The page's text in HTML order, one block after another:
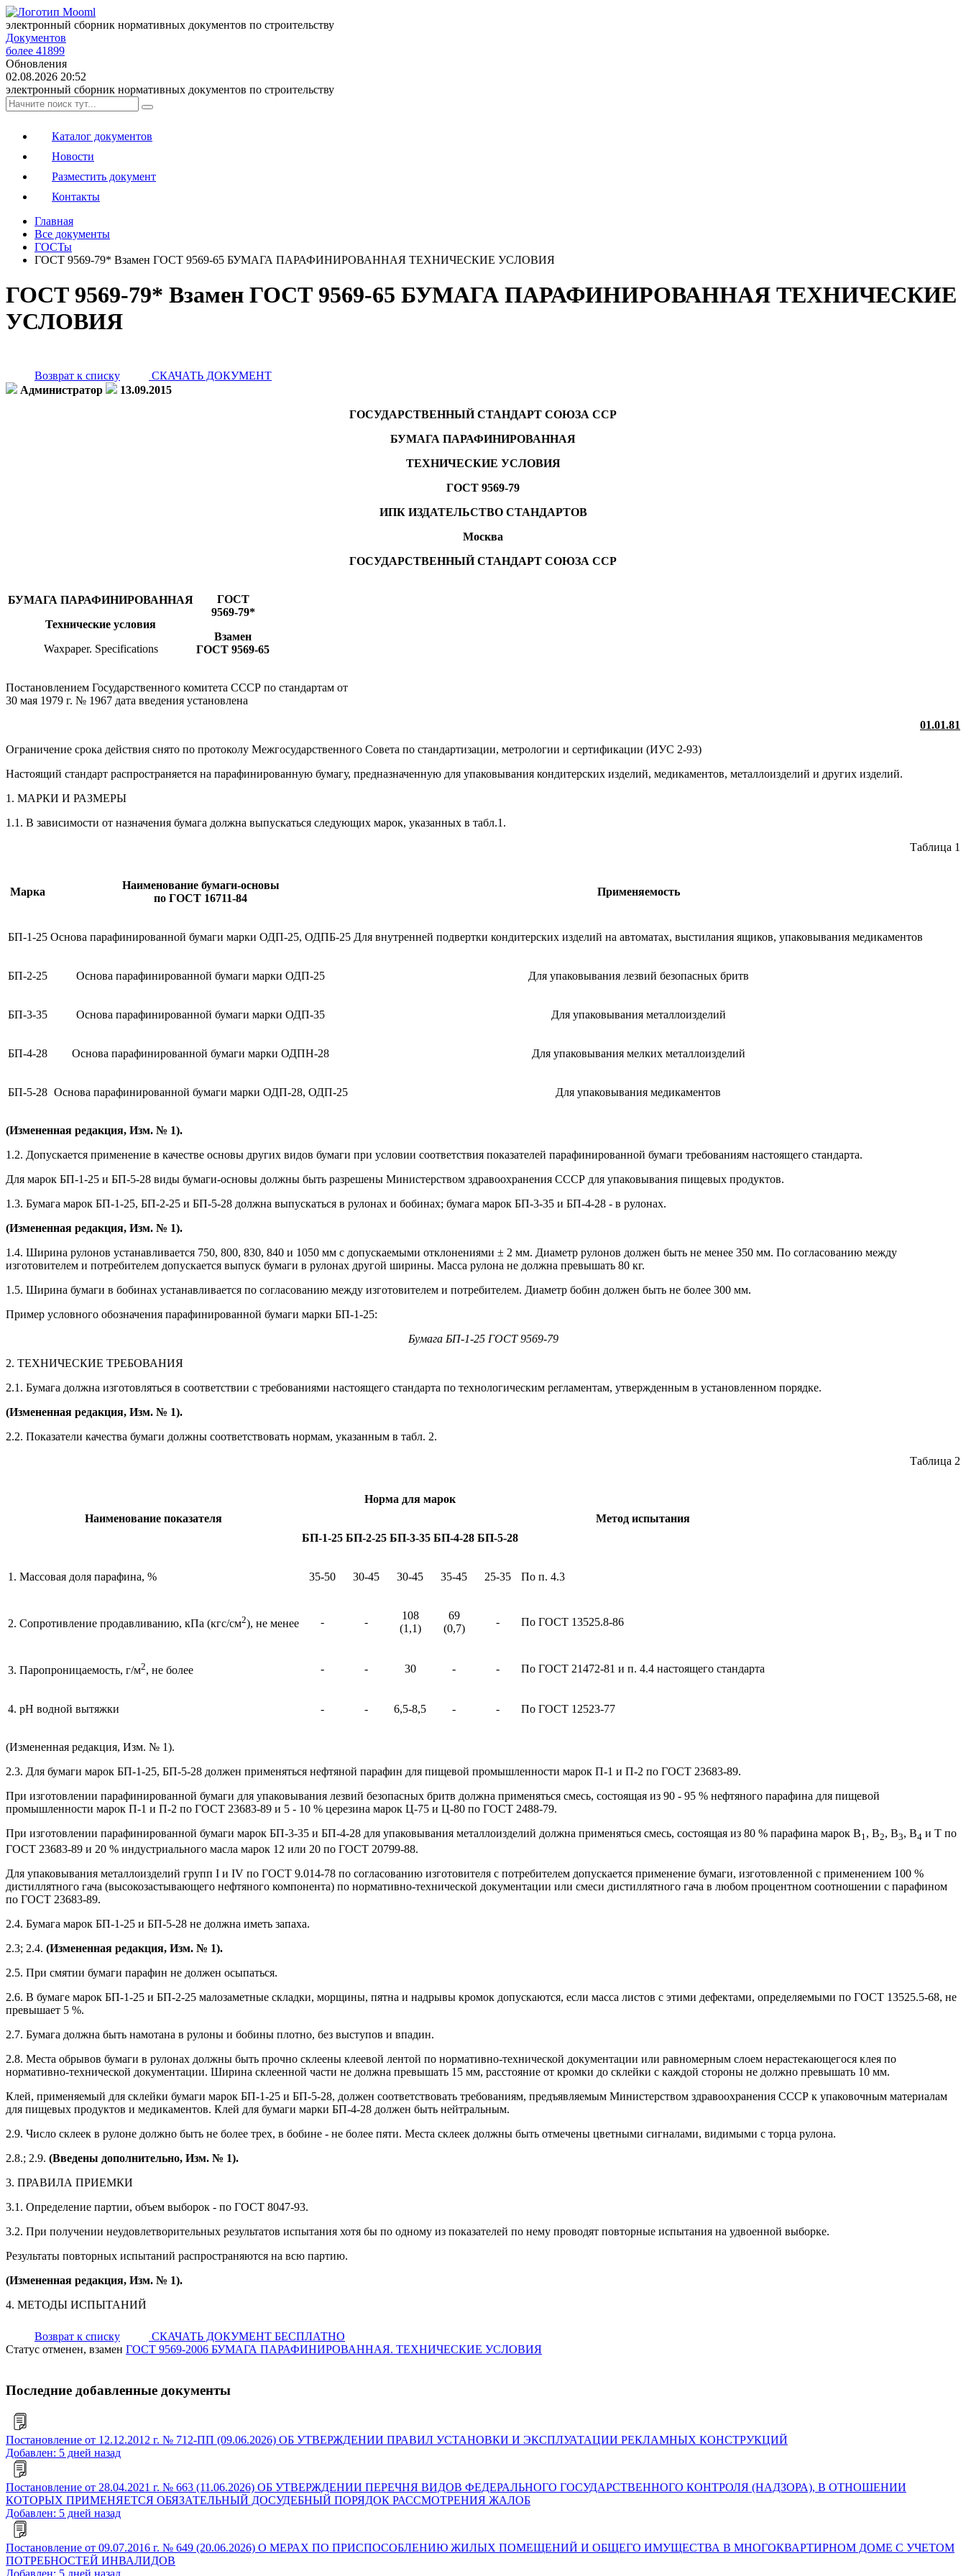
электронный сборник нормативных документов по строительству
Документов
более 41899
Обновления
02.08.2026 20:52
электронный сборник нормативных документов по строительству
Каталог документов
Новости
Разместить документ
Контакты
Главная
Все документы
ГОСТы
ГОСТ 9569-79* Взамен ГОСТ 9569-65 БУМАГА ПАРАФИНИРОВАННАЯ ТЕХНИЧЕСКИЕ УСЛОВИЯ
ГОСТ 9569-79* Взамен ГОСТ 9569-65 БУМАГА ПАРАФИНИРОВАННАЯ ТЕХНИЧЕСКИЕ
УСЛОВИЯ
Возврат к списку
СКАЧАТЬ ДОКУМЕНТ
Администратор
13.09.2015
ГОСУДАРСТВЕННЫЙ СТАНДАРТ СОЮЗА ССР
БУМАГА ПАРАФИНИРОВАННАЯ
ТЕХНИЧЕСКИЕ УСЛОВИЯ
ГОСТ 9569-79
ИПК ИЗДАТЕЛЬСТВО СТАНДАРТОВ
Москва
ГОСУДАРСТВЕННЫЙ СТАНДАРТ СОЮЗА ССР
БУМАГА ПАРАФИНИРОВАННАЯ
Технические условия
Waxpaper. Specifications
ГОСТ
9569-79*
Взамен
ГОСТ 9569-65
Постановлением Государственного комитета СССР по стандартам от
30 мая 1979 г. № 1967 дата введения установлена
01.01.81
Ограничение срока действия снято по протоколу Межгосударственного Совета по стандартизации, метрологии и сертификации (ИУС 2-93)
Настоящий стандарт распространяется на парафинированную бумагу, предназначенную для упаковывания кондитерских изделий, медикаментов, металлоизделий и других изделий.
1. МАРКИ И РАЗМЕРЫ
1.1. В зависимости от назначения бумага должна выпускаться следующих марок, указанных в табл.1.
Таблица 1
Марка
Наименование бумаги-основы
по ГОСТ 16711-84
Применяемость
БП-1-25 Основа парафинированной бумаги марки ОДП-25, ОДПБ-25 Для внутренней подвертки кондитерских изделий на автоматах, выстилания ящиков, упаковывания медикаментов
БП-2-25 Основа парафинированной бумаги марки ОДП-25 Для упаковывания лезвий безопасных бритв
БП-3-35 Основа парафинированной бумаги марки ОДП-35 Для упаковывания металлоизделий
БП-4-28 Основа парафинированной бумаги марки ОДПН-28 Для упаковывания мелких металлоизделий
БП-5-28 Основа парафинированной бумаги марки ОДП-28, ОДП-25 Для упаковывания медикаментов
(Измененная редакция, Изм. № 1).
1.2. Допускается применение в качестве основы других видов бумаги при условии соответствия показателей парафинированной бумаги требованиям настоящего стандарта.
Для марок БП-1-25 и БП-5-28 виды бумаги-основы должны быть разрешены Министерством здравоохранения СССР для упаковывания пищевых продуктов.
1.3. Бумага марок БП-1-25, БП-2-25 и БП-5-28 должна выпускаться в рулонах и бобинах; бумага марок БП-3-35 и БП-4-28 - в рулонах.
(Измененная редакция, Изм. № 1).
1.4. Ширина рулонов устанавливается 750, 800, 830, 840 и 1050 мм с допускаемыми отклонениями ± 2 мм. Диаметр рулонов должен быть не менее 350 мм. По согласованию между
изготовителем и потребителем допускается выпуск бумаги в рулонах другой ширины. Масса рулона не должна превышать 80 кг.
1.5. Ширина бумаги в бобинах устанавливается по согласованию между изготовителем и потребителем. Диаметр бобин должен быть не более 300 мм.
Пример условного обозначения парафинированной бумаги марки БП-1-25:
Бумага БП-1-25 ГОСТ 9569-79
2. ТЕХНИЧЕСКИЕ ТРЕБОВАНИЯ
2.1. Бумага должна изготовляться в соответствии с требованиями настоящего стандарта по технологическим регламентам, утвержденным в установленном порядке.
(Измененная редакция, Изм. № 1).
2.2. Показатели качества бумаги должны соответствовать нормам, указанным в табл. 2.
Таблица 2
Наименование показателя
Норма для марок
Метод испытания
БП-1-25 БП-2-25 БП-3-35 БП-4-28 БП-5-28
1. Массовая доля парафина, % 35-50 30-45 30-45 35-45 25-35 По п. 4.3
2. Сопротивление продавливанию, кПа (кгс/см2), не менее - -
108
(1,1)
69
(0,7)
- По ГОСТ 13525.8-86
3. Паропроницаемость, г/м2, не более - - 30 - - По ГОСТ 21472-81 и п. 4.4 настоящего стандарта
4. рН водной вытяжки - - 6,5-8,5 - - По ГОСТ 12523-77
(Измененная редакция, Изм. № 1).
2.3. Для бумаги марок БП-1-25, БП-5-28 должен применяться нефтяной парафин для пищевой промышленности марок П-1 и П-2 по ГОСТ 23683-89.
При изготовлении парафинированной бумаги для упаковывания лезвий безопасных бритв должна применяться смесь, состоящая из 90 - 95 % нефтяного парафина для пищевой
промышленности марок П-1 и П-2 по ГОСТ 23683-89 и 5 - 10 % церезина марок Ц-75 и Ц-80 по ГОСТ 2488-79.
При изготовлении парафинированной бумаги марок БП-3-35 и БП-4-28 для упаковывания металлоизделий должна применяться смесь, состоящая из 80 % парафина марок В1, В2, В3, В4 и Т по
ГОСТ 23683-89 и 20 % индустриального масла марок 12 или 20 по ГОСТ 20799-88.
Для упаковывания металлоизделий групп I и IV по ГОСТ 9.014-78 по согласованию изготовителя с потребителем допускается применение бумаги, изготовленной с применением 100 %
дистиллятного гача (высокозастывающего нефтяного компонента) по нормативно-технической документации или смеси дистиллятного гача в любом процентном соотношении с парафином
по ГОСТ 23683-89.
2.4. Бумага марок БП-1-25 и БП-5-28 не должна иметь запаха.
2.3; 2.4. (Измененная редакция, Изм. № 1).
2.5. При смятии бумаги парафин не должен осыпаться.
2.6. В бумаге марок БП-1-25 и БП-2-25 малозаметные складки, морщины, пятна и надрывы кромок допускаются, если масса листов с этими дефектами, определяемыми по ГОСТ 13525.5-68, не
превышает 5 %.
2.7. Бумага должна быть намотана в рулоны и бобины плотно, без выступов и впадин.
2.8. Места обрывов бумаги в рулонах должны быть прочно склеены клеевой лентой по нормативно-технической документации или равномерным слоем нерастекающегося клея по
нормативно-технической документации. Ширина склеенной части не должна превышать 15 мм, расстояние от кромки до склейки с каждой стороны не должно превышать 10 мм.
Клей, применяемый для склейки бумаги марок БП-1-25 и БП-5-28, должен соответствовать требованиям, предъявляемым Министерством здравоохранения СССР к упаковочным материалам
для пищевых продуктов и медикаментов. Клей для бумаги марки БП-4-28 должен быть нейтральным.
2.9. Число склеек в рулоне должно быть не более трех, в бобине - не более пяти. Места склеек должны быть отмечены цветными сигналами, видимыми с торца рулона.
2.8.; 2.9. (Введены дополнительно, Изм. № 1).
3. ПРАВИЛА ПРИЕМКИ
3.1. Определение партии, объем выборок - по ГОСТ 8047-93.
3.2. При получении неудовлетворительных результатов испытания хотя бы по одному из показателей по нему проводят повторные испытания на удвоенной выборке.
Результаты повторных испытаний распространяются на всю партию.
(Измененная редакция, Изм. № 1).
4. МЕТОДЫ ИСПЫТАНИЙ
Возврат к списку
СКАЧАТЬ ДОКУМЕНТ БЕСПЛАТНО
Статус отменен, взамен ГОСТ 9569-2006 БУМАГА ПАРАФИНИРОВАННАЯ. ТЕХНИЧЕСКИЕ УСЛОВИЯ
Последние добавленные документы
Постановление от 12.12.2012 г. № 712-ПП (09.06.2026) ОБ УТВЕРЖДЕНИИ ПРАВИЛ УСТАНОВКИ И ЭКСПЛУАТАЦИИ РЕКЛАМНЫХ КОНСТРУКЦИЙ
Добавлен: 5 дней назад
Постановление от 28.04.2021 г. № 663 (11.06.2026) ОБ УТВЕРЖДЕНИИ ПЕРЕЧНЯ ВИДОВ ФЕДЕРАЛЬНОГО ГОСУДАРСТВЕННОГО КОНТРОЛЯ (НАДЗОРА), В ОТНОШЕНИИ
КОТОРЫХ ПРИМЕНЯЕТСЯ ОБЯЗАТЕЛЬНЫЙ ДОСУДЕБНЫЙ ПОРЯДОК РАССМОТРЕНИЯ ЖАЛОБ
Добавлен: 5 дней назад
Постановление от 09.07.2016 г. № 649 (20.06.2026) О МЕРАХ ПО ПРИСПОСОБЛЕНИЮ ЖИЛЫХ ПОМЕЩЕНИЙ И ОБЩЕГО ИМУЩЕСТВА В МНОГОКВАРТИРНОМ ДОМЕ С УЧЕТОМ
ПОТРЕБНОСТЕЙ ИНВАЛИДОВ
Добавлен: 5 дней назад